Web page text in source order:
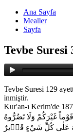
Ana Sayfa
Mealler
Sayfa
Tevbe Suresi
Tevbe Suresi 129
inmiştir.
Kur'an-ı Kerim'de 187
قَوْماً غَيْرَكُمْ وَلَا تَضُرُّوهُ
عَلٰى كُلِّ شَيْءٍ قَد۪يرٌ